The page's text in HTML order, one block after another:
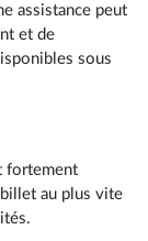
assistance peut
et de
sous
fortement
au plus vite